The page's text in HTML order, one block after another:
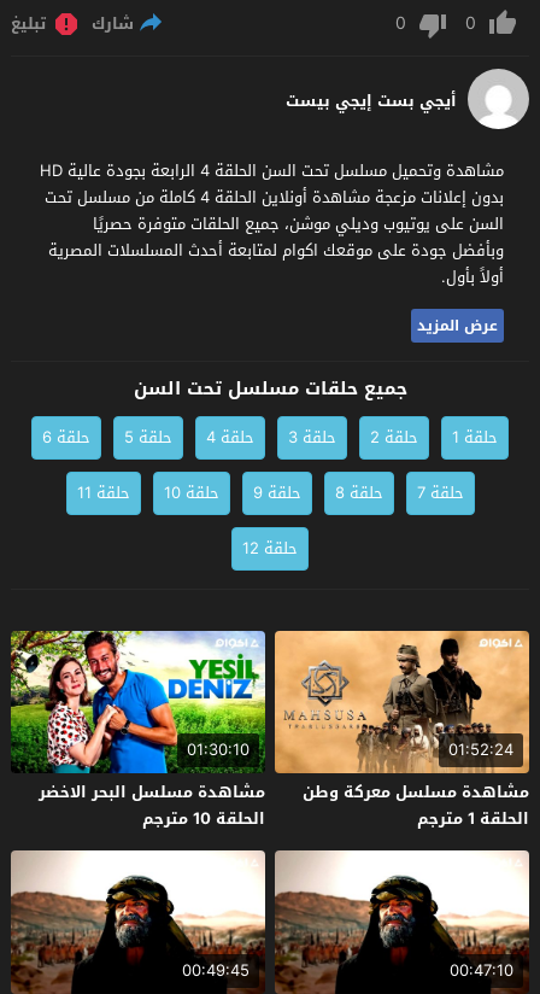
0
0 شارك تبليغ
أيجي بست إيجي بيست
مشاهدة وتحميل مسلسل تحت السن الحلقة 4 الرابعة بجودة عالية HD
بدون إعلانات مزعجة مشاهدة أونلاين الحلقة 4 كاملة من مسلسل تحت
السن على يوتيوب وديلي موشن، جميع الحلقات متوفرة حصريًا
وبأفضل جودة على موقعك اكوام لمتابعة أحدث المسلسلات المصرية
أولاً بأول.
عرض المزيد
جميع حلقات مسلسل تحت السن
حلقة 1 حلقة 2 حلقة 3 حلقة 4 حلقة 5
حلقة 6
حلقة 7
حلقة 8 حلقة 9 حلقة 10
حلقة 11
حلقة 12
01:52:24
مشاهدة مسلسل معركة وطن
الحلقة 1 مترجم
01:30:10
مشاهدة مسلسل البحر الاخضر
الحلقة 10 مترجم
00:47:10
00:49:45